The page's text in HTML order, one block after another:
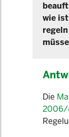
wie
Die
2006/